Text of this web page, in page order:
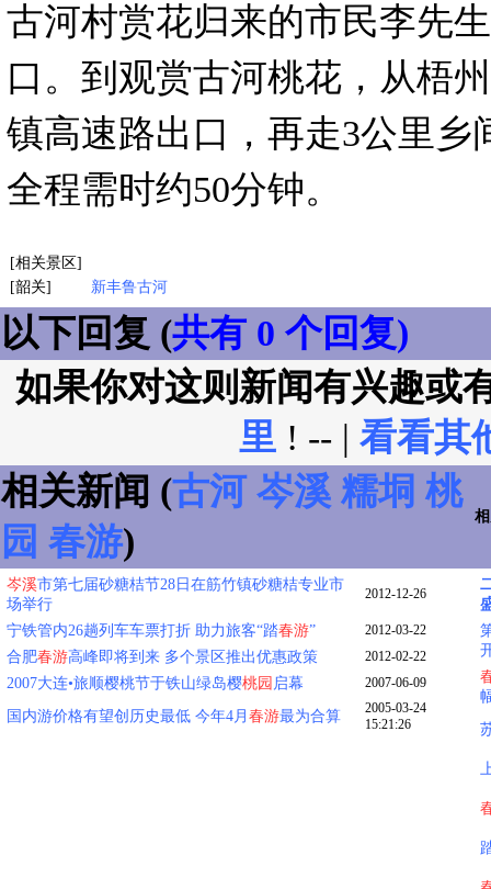
古河村赏花归来的市民李先
口。到观赏古河桃花，从梧
镇高速路出口，再走3公里乡
全程需时约50分钟。
[相关景区]
[韶关]
新丰鲁古河
以下回复 (共有 0 个回复)
如果你对这则新闻有兴趣或
里 ! -- | 看看其
相关新闻 (古河 岑溪 糯垌 桃
园 春游)
岑溪市第七届砂糖桔节28日在筋竹镇砂糖桔专业市
场举行
2012-12-26
宁铁管内26趟列车车票打折 助力旅客“踏春游” 2012-03-22
合肥春游高峰即将到来 多个景区推出优惠政策 2012-02-22
2007大连•旅顺樱桃节于铁山绿岛樱桃园 启幕 2007-06-09
国内游价格有望创历史最低 今年4月 春游最为合算
2005-03-24
15:21:26